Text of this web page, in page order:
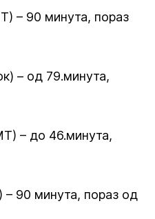
– 90 минута, пораз
– од 79.минута,
– до 46.минута,
90 минута, пораз од